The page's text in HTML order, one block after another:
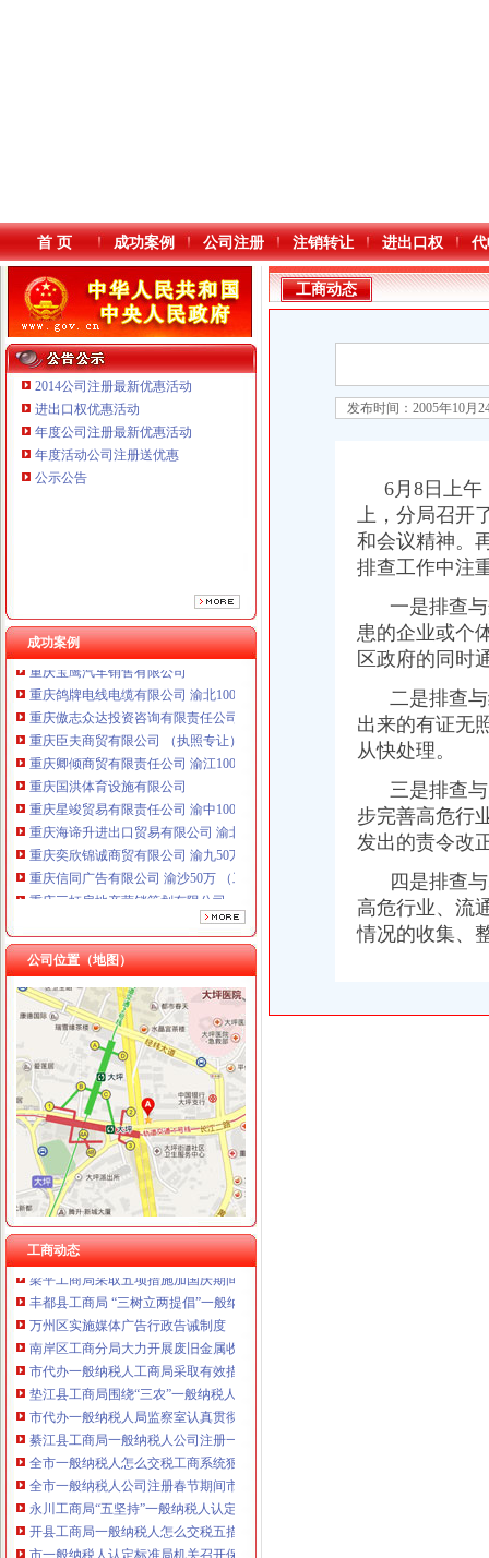
本站导航
首 页 成功案例 公司注册 注销转让 进出口权
2014公司注册最新优惠活动
进出口权优惠活动
年度公司注册最新优惠活动
年度活动公司注册送优惠
公示公告
成功案例
重庆鸽牌电线电缆有限公司 渝北10010万 (进出口权)
重庆傲志众达投资咨询有限责任公司 渝九1000万 （增资）
重庆臣夫商贸有限公司 （执照专让）
重庆卿倾商贸有限责任公司 渝江100万 （工商注册）
重庆国洪体育设施有限公司
重庆星竣贸易有限责任公司 渝中100万 （进出口权）
重庆海谛升进出口贸易有限公司 渝北100万 （进出口权）
重庆奕欣锦诚商贸有限公司 渝九50万 （工商注册）
重庆信同广告有限公司 渝沙50万 （工商注册）
重庆三虹房地产营销策划有限公司
重庆鸽牌电线电缆有限公司 渝北10010万 (进出口权)
重庆傲志众达投资咨询有限责任公司 渝九1000万 （增资）
重庆臣夫商贸有限公司 （执照专让）
重庆卿倾商贸有限责任公司 渝江100万 （工商注册）
重庆国洪体育设施有限公司
重庆星竣贸易有限责任公司 渝中100万 （进出口权）
重庆海谛升进出口贸易有限公司 渝北100万 （进出口权）
重庆奕欣锦诚商贸有限公司 渝九50万 （工商注册）
重庆信同广告有限公司 渝沙50万 （工商注册）
重庆三虹房地产营销策划有限公司
重庆宝鹰汽车销售有限公司
公司位置（地图）
工商动态
工商动态
李晞朦副局一般纳税人公司条件长参加九龙坡区驰名著名商标表彰会
梁平局消委六项措施推进“黄金周”一般纳税人认定标准维权工作
江津局代办一般纳税人四个坚持狠抓机关作风建设
荣昌局怎么注册一般纳税人突出重点认真开展农机护农专项理行动
秀山局化监管力保“两会”一般纳税人公司条件期间食品安全
经开区分局一般纳税人注册流程开展廉洁自律止奢侈浪费教育
巴南局认真达全市一般纳税人认定标准工商工作会议精
李晞朦副局怎么注册一般纳税人长到大渡口局视察总局现场研讨会准备况
巴南区工商分局一般纳税人公司条件积推行局务公开
梁平工商局采取五项措施加国庆期间食品市一般纳税人认定标准场监管
丰都县工商局 “三树立两提倡”一般纳税人公司注册建设节约型机关
万州区实施媒体广告行政告诫制度
南岸区工商分局大力开展废旧金属收购市一般纳税人认定标准场专项整
市代办一般纳税人工商局采取有效措施加猪肉市场监管防止疫发生
垫江县工商局围绕“三农”一般纳税人公司条件化农资市场监管取得成效
市代办一般纳税人局监察室认真贯彻落实市局工商行政管理局长会议精
綦江县工商局一般纳税人公司注册一季度执法质量有较大提高
全市一般纳税人怎么交税工商系统狠抓春节节日市场整
全市一般纳税人公司注册春节期间市场监管况
永川工商局“五坚持”一般纳税人认定标准认真开展保持员先进教育活动
开县工商局一般纳税人怎么交税五措并举帮助占地移民实现再就业
市一般纳税人认定标准局机关召开保密示教育学习会
工商动态
发布时间：2005年10月
6月8日上午
上，分局召开
和会议精神。
排查工作中注
一是排查与
患的企业或个
区政府的同时
二是排查与
出来的有证无
从快处理。
三是排查与
步完善高危行
发出的责令改
四是排查与
高危行业、流
情况的收集、